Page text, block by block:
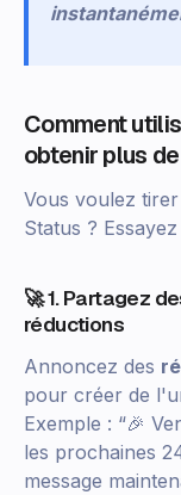
Comment
obtenir plus
Vous voulez
Status ?
🚀 1. Partagez
réductions
Annoncez des
pour créer de
Exemple : “🎉
les prochaines
message